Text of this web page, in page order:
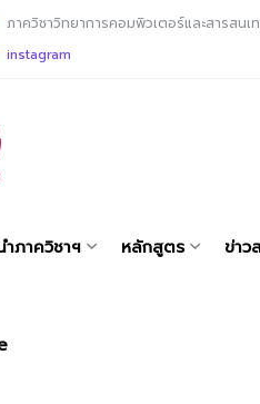
ภาควิชาวิทยาการคอมพิวเตอร์และสารสนเ
instagram
ำภาควิชาฯ หลักสูตร ข่าว